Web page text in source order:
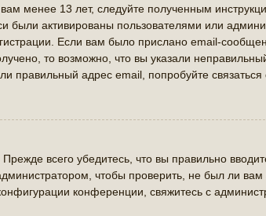
вам менее 13 лет, следуйте полученным
были активированы пользователями или
Если вам было прислано email-
то возможно, что вы указали
правильный адрес email, попробуйте
всего убедитесь, что вы правильно
чтобы проверить, не был ли вам
конференции, свяжитесь с